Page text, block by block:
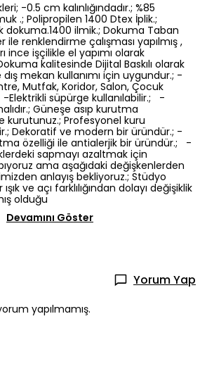
-0.5 cm kalınlığındadır.; %85
.; Polipropilen 1400 Dtex İplik.;
dokuma.1400 ilmik.; Dokuma Taban
renklendirme çalışması yapılmış ,
ince işçilikle el yapımı olarak
kalitesinde Dijital Baskılı olarak
mekan kullanımı için uygundur.; -
Mutfak, Koridor, Salon, Çocuk
-Elektrikli süpürge kullanılabilir.; -
Güneşe asıp kurutma
kurutunuz.; Profesyonel kuru
Dekoratif ve modern bir üründür.; -
özelliği ile antialerjik bir üründür.; -
sapmayı azaltmak için
ama aşağıdaki değişkenlerden
anlayış bekliyoruz.; Stüdyo
ve açı farklılığından dolayı değişiklik
olduğu
Devamını Göster
Yorum Yap
yapılmamış.